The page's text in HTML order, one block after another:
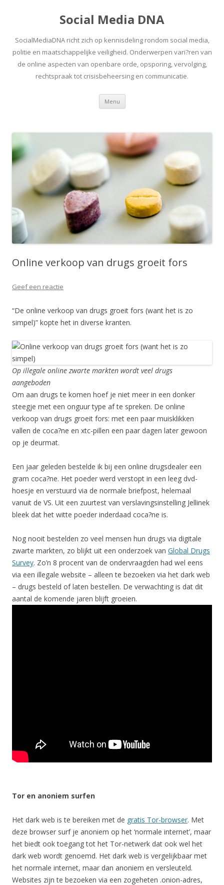
Social Media DNA
SocialMediaDNA richt zich op kennisdeling rondom social media,
politie en maatschappelijke veiligheid. Onderwerpen vari?ren van
de online aspecten van openbare orde, opsporing, vervolging,
rechtspraak tot crisisbeheersing en communicatie.
Menu Spring
inhoud
Online verkoop van drugs groeit fors
Geef een reactie
“De online verkoop van drugs groeit fors (want het is zo
simpel)” kopte het in diverse kranten.
Op illegale online zwarte markten wordt veel drugs
aangeboden
Om aan drugs te komen hoef je niet meer in een donker
steegje met een onguur type af te spreken. De online
verkoop van drugs groeit fors: met een paar muisklikken
vallen de coca?ne en xtc-pillen een paar dagen later gewoon
op je deurmat.
Een jaar geleden bestelde ik bij een online drugsdealer een
gram coca?ne. Het poeder werd verstopt in een leeg dvd-
hoesje en verstuurd via de normale briefpost, helemaal
vanuit de VS. Uit een zuurtest van verslavingsinstelling Jellinek
bleek dat het witte poeder inderdaad coca?ne is.
Nog nooit bestelden zo veel mensen hun drugs via digitale
zwarte markten, zo blijkt uit een onderzoek van Global Drugs
Survey. Zo’n 8 procent van de ondervraagden had wel eens
via een illegale website – alleen te bezoeken via het dark web
– drugs besteld of laten bestellen. De verwachting is dat dit
aantal de komende jaren blijft groeien.
Tor en anoniem surfen
Het dark web is te bereiken met de gratis Tor-browser. Met
deze browser surf je anoniem op het ‘normale internet’, maar
het biedt ook toegang tot het Tor-netwerk dat ook wel het
dark web wordt genoemd. Het dark web is vergelijkbaar met
het normale internet, maar dan anoniem en versleuteld.
Websites zijn te bezoeken via een zogeheten .onion-adres,